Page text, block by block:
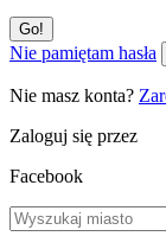
Nie pamiętam hasła
Nie masz konta?
Zaloguj się przez
Facebook